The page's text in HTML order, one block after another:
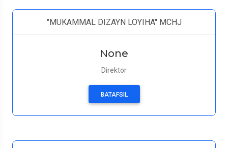
"MUKAMMAL DIZAYN LOYIHA" MCHJ
None
Direktor
BATAFSIL